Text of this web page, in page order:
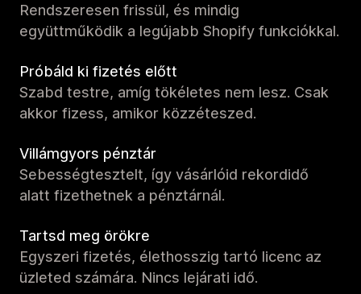
Rendszeresen frissül, és mindig
együttműködik a legújabb Shopify funkciókkal.
Próbáld ki fizetés előtt
Szabd testre, amíg tökéletes nem lesz. Csak
akkor fizess, amikor közzéteszed.
Villámgyors pénztár
Sebességtesztelt, így vásárlóid rekordidő
alatt fizethetnek a pénztárnál.
Tartsd meg örökre
Egyszeri fizetés, élethosszig tartó licenc az
üzleted számára. Nincs lejárati idő.